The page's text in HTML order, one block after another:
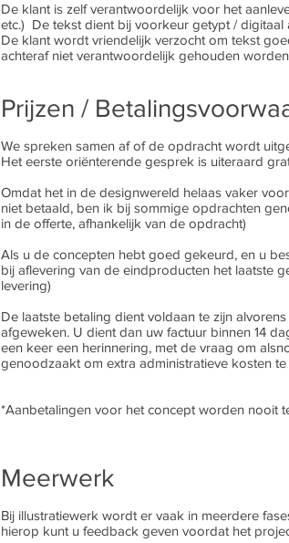
De klant is zelf verantwoordelijk voor het
etc.) De tekst dient bij voorkeur getypt /
De klant wordt vriendelijk verzocht om tekst
achteraf niet verantwoordelijk gehouden
Prijzen /
We spreken samen af of de opdracht wordt
Het eerste oriënterende gesprek is uiteraard
Omdat het in de designwereld helaas vaker
niet betaald, ben ik bij sommige opdrachten
in de offerte, afhankelijk van de opdracht)
Als u de concepten hebt goed gekeurd, en u
bij aflevering van de eindproducten het laatste
levering)
De laatste betaling dient voldaan te zijn
afgeweken. U dient dan uw factuur binnen 14
een keer een herinnering, met de vraag om
genoodzaakt om extra administratieve kosten
*Aanbetalingen voor het concept worden nooit
Meerwerk
​Bij illustratiewerk wordt er vaak in meerdere
hierop kunt u feedback geven voordat het